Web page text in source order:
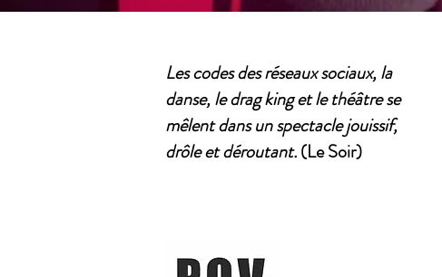
Les codes des réseaux sociaux, la
danse, le drag king et le théâtre se
mêlent dans un spectacle jouissif,
drôle et déroutant.(Le Soir)